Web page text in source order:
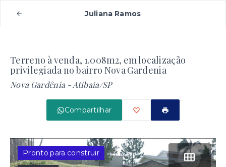
Juliana Ramos
Terreno à venda, 1.008m2, em localização
privilegiada no bairro Nova Gardenia
Nova Gardênia - Atibaia/SP
Compartilhar
Pronto para construir